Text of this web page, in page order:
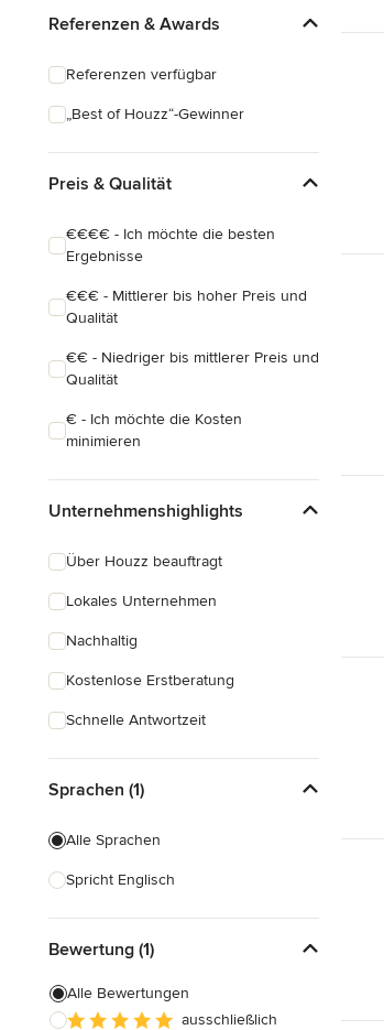
Referenzen & Awards
Referenzen verfügbar
„Best of Houzz“-Gewinner
Preis & Qualität
€€€€ - Ich möchte die besten
Ergebnisse
€€€ - Mittlerer bis hoher Preis und
Qualität
€€ - Niedriger bis mittlerer Preis und
Qualität
€ - Ich möchte die Kosten
minimieren
Unternehmenshighlights
Über Houzz beauftragt
Lokales Unternehmen
Nachhaltig
Kostenlose Erstberatung
Schnelle Antwortzeit
Sprachen (1)
Alle Sprachen
Spricht Englisch
Bewertung (1)
Alle Bewertungen
ausschließlich